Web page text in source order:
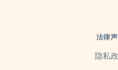
法律
隐私